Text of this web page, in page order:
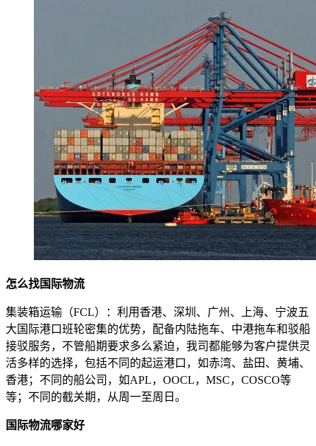
怎么找国际物流
集装箱运输（FCL）：利用香港、深圳、广州、上海、宁波五
大国际港口班轮密集的优势，配备内陆拖车、中港拖车和驳船
接驳服务，不管船期要求多么紧迫，我司都能够为客户提供灵
活多样的选择，包括不同的起运港口，如赤湾、盐田、黄埔、
香港；不同的船公司，如APL，OOCL，MSC，COSCO等
等；不同的截关期，从周一至周日。
国际物流哪家好